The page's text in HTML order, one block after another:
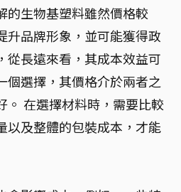
的生物基塑料雖然價格較
升品牌形象，並可能獲得政
從長遠來看，其成本效益可
個選擇，其價格介於兩者之
。 在選擇材料時，需要比較
以及整體的包裝成本，才能